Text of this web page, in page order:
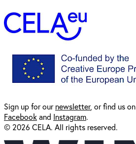
Sign up for ournewsletter, or find us on
Facebookand Instagram.
© 2026 CELA. All rights reserved.